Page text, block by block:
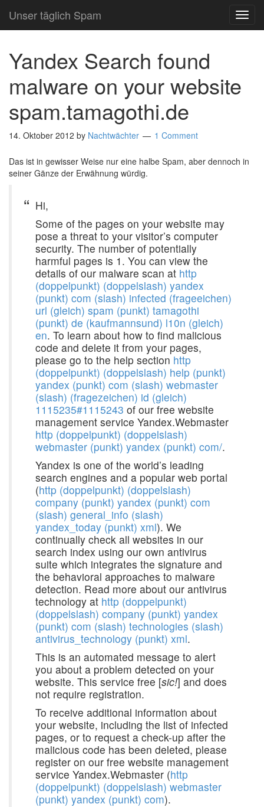
Unser täglich Spam
Yandex Search found
malware on your website
spam.tamagothi.de
14. Oktober 2012 by Nachtwächter 1 Comment
Das ist in gewisser Weise nur eine halbe Spam, aber dennoch in
seiner Gänze der Erwähnung würdig.
Hi,
Some of the pages on your website may
pose a threat to your visitor’s computer
security. The number of potentially
harmful pages is 1. You can view the
details of our malware scan at http
(doppelpunkt) (doppelslash) yandex
(punkt) com (slash) infected (frageeichen)
url (gleich) spam (punkt) tamagothi
(punkt) de (kaufmannsund) l10n (gleich)
en. To learn about how to find malicious
code and delete it from your pages,
please go to the help section http
(doppelpunkt) (doppelslash) help (punkt)
yandex (punkt) com (slash) webmaster
(slash) (fragezeichen) id (gleich)
1115235#1115243 of our free website
management service Yandex.Webmaster
http (doppelpunkt) (doppelslash)
webmaster (punkt) yandex (punkt) com/.
Yandex is one of the world’s leading
search engines and a popular web portal
(http (doppelpunkt) (doppelslash)
company (punkt) yandex (punkt) com
(slash) general_info (slash)
yandex_today (punkt) xml). We
continually check all websites in our
search index using our own antivirus
suite which integrates the signature and
the behavioral approaches to malware
detection. Read more about our antivirus
technology at http (doppelpunkt)
(doppelslash) company (punkt) yandex
(punkt) com (slash) technologies (slash)
antivirus_technology (punkt) xml.
This is an automated message to alert
you about a problem detected on your
website. This service free [sic!] and does
not require registration.
To receive additional information about
your website, including the list of infected
pages, or to request a check-up after the
malicious code has been deleted, please
register on our free website management
service Yandex.Webmaster (http
(doppelpunkt) (doppelslash) webmaster
(punkt) yandex (punkt) com).